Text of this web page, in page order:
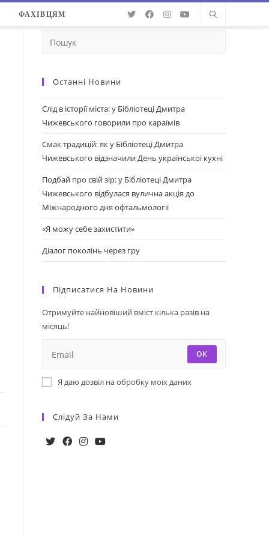
ФАХІВЦЯМ
Останні Новини
Слід в історії міста: у Бібліотеці Дмитра
Чижевського говорили про караїмів
Смак традицій: як у Бібліотеці Дмитра
Чижевського відзначили День української кухні
Подбай про свій зір: у Бібліотеці Дмитра
Чижевського відбулася вулична акція до
Міжнародного дня офтальмології
«Я можу себе захистити»
Діалог поколінь через гру
Підписатися На Новини
Отримуйте найновіший вміст кілька разів на
місяць!
ОК
Я даю дозвіл на обробку моїх даних
Слідуй За Нами